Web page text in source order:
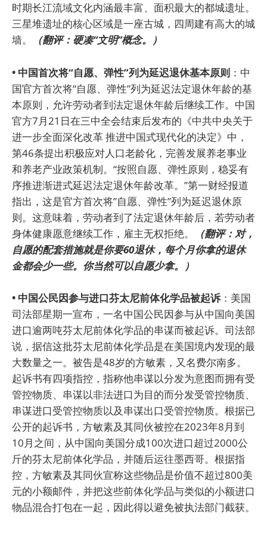
时期长江流域文化内涵最丰富、面积最大的都城遗址。
三星堆遗址的核心区域是一座古城，四周建有高大的城
墙。
（翻评：硬凑“文明”概念。）
• 中国首次将“自愿、弹性”列为延迟退休基本原则 ：中
国官方首次将“自愿、弹性”列为延迟法定退休年龄的基
本原则，允许劳动者到法定退休年龄后继续工作。中国
官方7月21日在三中全会结束后发布的《中共中央关于
进一步全面深化改革 推进中国式现代化的决定》中，
第46条提出积极应对人口老龄化，完善发展养老事业
和养老产业政策机制。“按照自愿、弹性原则，稳妥有
序推进渐进式延迟法定退休年龄改革。”第一财经报道
指出，这是官方首次将”自愿、弹性”列为延迟退休原
则。这意味着，劳动者到了法定退休年龄后，若劳动者
身体健康愿意继续工作，雇主无权拒绝。
（翻评：对，
自愿的配套措施就是你要60退休，每个月你拿的退休
金都会少一些。你当然可以自愿少拿。）
• 中国公民因参与进口芬太尼前体化学品被起诉：美国
司法部星期一宣布，一名中国公民因参与从中国向美国
进口逾两吨芬太尼前体化学品的串谋而被起诉。司法部
说，据信这批芬太尼前体化学品是在美国境内发现的最
大数量之一。被告是48岁的方敏素，又名费尔南多。
起诉书有四项指控，指称他串谋以分发为意图而拥有受
管控物质、串谋以非法进口为目的而分发受管控物质、
串谋进口受管控物质以及串谋出口受管控物质。根据已
公开的起诉书，方敏素及其同伙被控在2023年8月到
10月之间，从中国向美国分成100次进口超过2000公
斤的芬太尼前体化学品，并随后运往墨西哥。根据指
控，方敏素及其同伙宣称这些物品是价值不超过800美
元的小额邮件，并把这些前体化学品与类似的小额进口
物品混合打包在一起，因此得以避免被执法部门截获。